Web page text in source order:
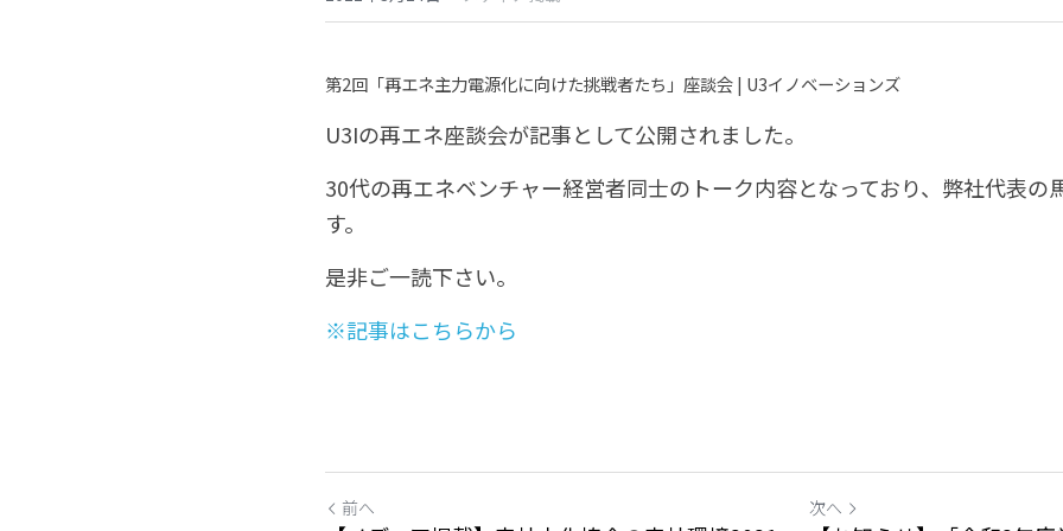
第2回「再エネ主力電源化に向けた挑戦者たち」座談会 | U3イノベーションズ
U3Iの再エネ座談会が記事として公開されました。
30代の再エネベンチャー経営者同士のトーク内容となっており、弊社代表の
す。
是非ご一読下さい。
※記事はこちらから
前へ 次へ